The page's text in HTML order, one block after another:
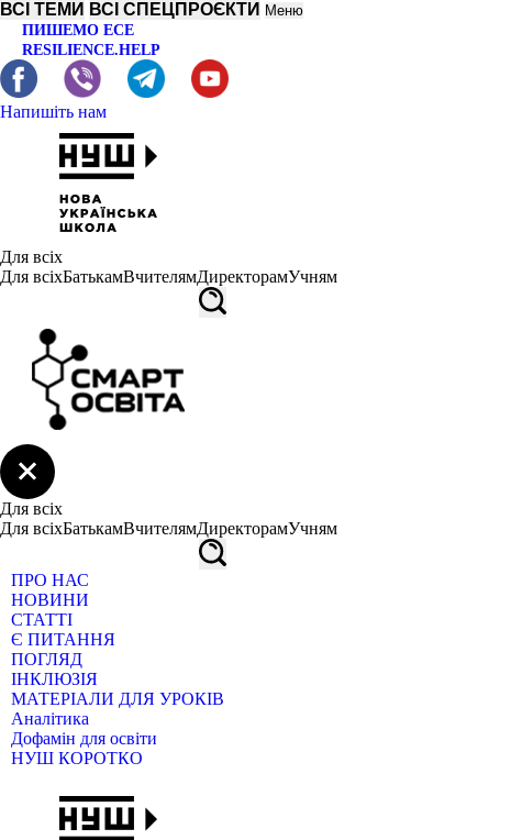
ВСІ ТЕМИ ВСІ СПЕЦПРОЄКТИ Меню
ПИШЕМО ЕСЕ
RESILIENCE.HELP
Напишіть нам
Для всіх
Для всіхБатькамВчителямДиректорамУчням
Для всіх
Для всіхБатькамВчителямДиректорамУчням
ПРО НАС
НОВИНИ
СТАТТІ
Є ПИТАННЯ
ПОГЛЯД
ІНКЛЮЗІЯ
МАТЕРІАЛИ ДЛЯ УРОКІВ
Аналітика
Дофамін для освіти
НУШ КОРОТКО